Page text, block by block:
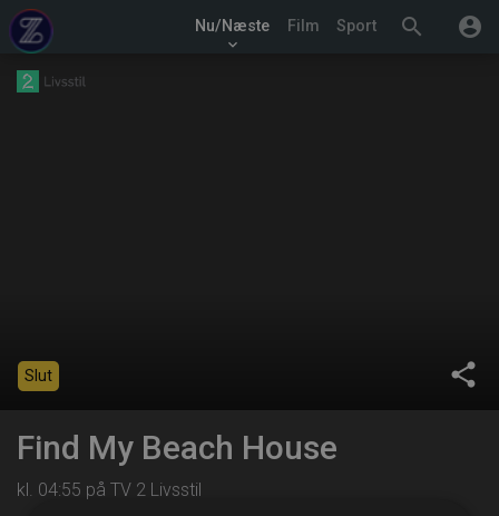
search account_circle
Nu/Næste
keyboard_arrow_down
Film Sport
share
Slut
Find My Beach House
kl. 04:55 på TV 2 Livsstil